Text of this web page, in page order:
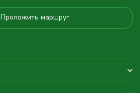
Проложить маршрут